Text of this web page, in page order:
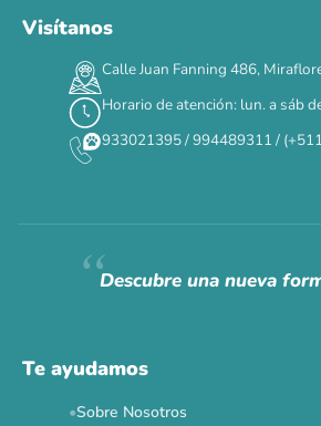
DÍAS HORAS MIN
Siempre fuimos
Visítanos
Calle Juan Fanning 486,
Horario de atención: lun. a sáb
933021395 / 994489311 /
Descubre una nueva
Te ayudamos
Sobre Nosotros